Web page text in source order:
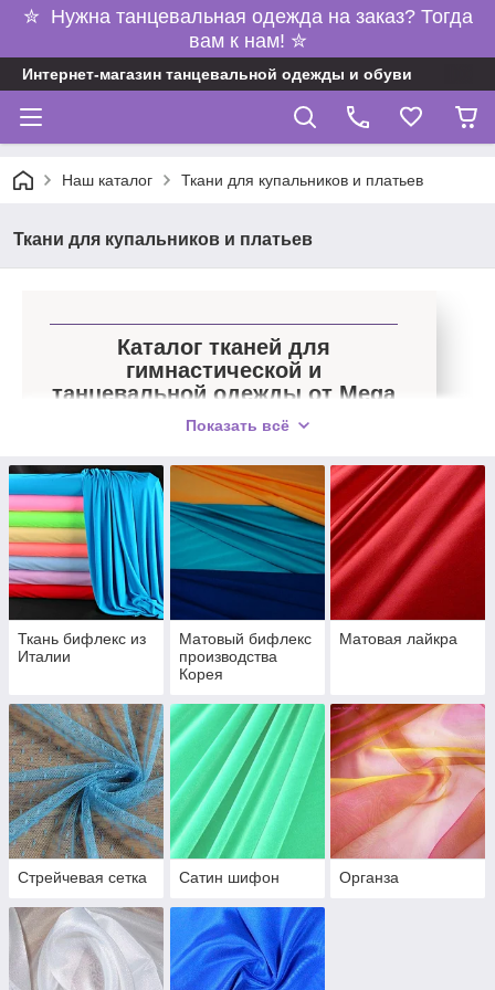
✮ Нужна танцевальная одежда на заказ? Тогда
вам к нам! ✮
Интернет-магазин танцевальной одежды и обуви
Наш каталог Ткани для купальников и платьев
Ткани для купальников и платьев
Каталог тканей для
гимнастической и
танцевальной одежды от Mega
Dance
гимнастических купальников и
танцевальных платьев!
Для пошива платьев для танцев,
гимнастических купальников, одежды для
разогрева наша компания предлагает большой
выбор тканей. Это ткани самого высокого
качества от лучших производителей. Мы
поможем вам подобрать подходящие ткани:
бифлекс, лайкра, стрейчевая сетка, сатин-
шифон, органза, перл-шифон.
Приступить к выбору
Показать всё
Ткань бифлекс из
Италии
Матовый бифлекс
производства
Корея
Матовая лайкра
Стрейчевая сетка Сатин шифон Органза